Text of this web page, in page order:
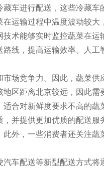
车进行配送，这些冷藏车
运输过程中温度波动较大
术能够实时监控蔬菜在运
线，提高运输效率。人
场竞争力。因此，蔬菜
区距离北京较远，因此
合对新鲜度要求不高的蔬
并提供更加优质的配送
外，一些消费者还关注
车配送等新型配送方式